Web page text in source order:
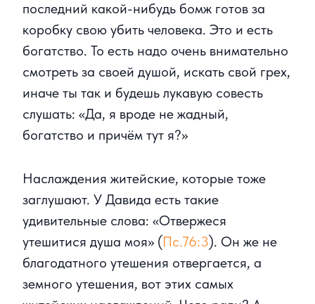
последний какой-нибудь бомж готов за
коробку свою убить человека. Это и есть
богатство. То есть надо очень внимательно
смотреть за своей душой, искать свой грех,
иначе ты так и будешь лукавую совесть
слушать: «Да, я вроде не жадный,
богатство и причём тут я?»
Наслаждения житейские, которые тоже
заглушают. У Давида есть такие
удивительные слова: «Отвержеся
утешитися душа моя» (Пс.76:3). Он же не
благодатного утешения отвергается, а
земного утешения, вот этих самых